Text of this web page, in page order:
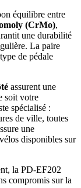
équilibre entre
(CrMo),
une durabilité
La paire
de pédale
assurent une
soit votre
spécialisé :
de ville, toutes
une
disponibles sur
la PD-EF202
compromis sur la